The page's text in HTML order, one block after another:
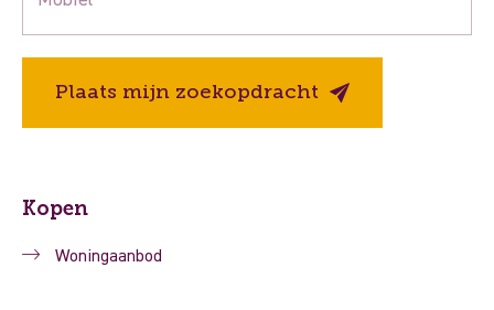
Plaats mijn zoekopdracht
Kopen
Woningaanbod